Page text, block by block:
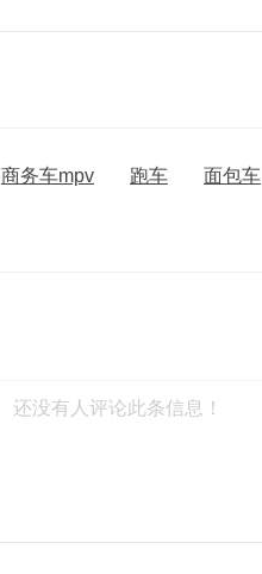
商务车mpv 跑车 面包车
还没有人评论此条信息！